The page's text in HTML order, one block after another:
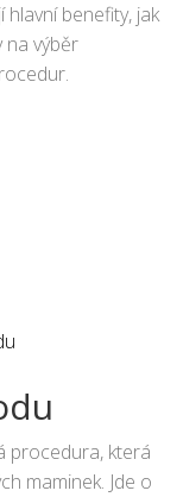
benefity, jak
na výběr
procedura, která
maminek. Jde o